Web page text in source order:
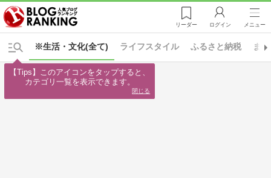
リーダー ログイン メニュー
※生活・文化(全て) ライフスタイル ふるさと納税 ま
【Tips】このアイコンをタップすると、
カテゴリ一覧を表示できます。
閉じる